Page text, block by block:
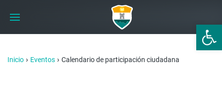
Abrir
Inicio › Eventos › Calendario de participación ciudadana